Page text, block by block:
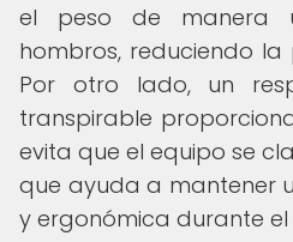
el peso de manera
hombros, reduciendo la
Por otro lado, un
transpirable
evita que el equipo se
que ayuda a mantener
y ergonómica durante